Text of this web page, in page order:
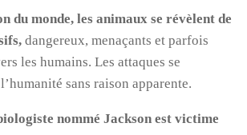
du monde, les animaux se révèlent de
dangereux, menaçants et parfois
les humains. Les attaques se
sans raison apparente.
nommé Jackson est victime